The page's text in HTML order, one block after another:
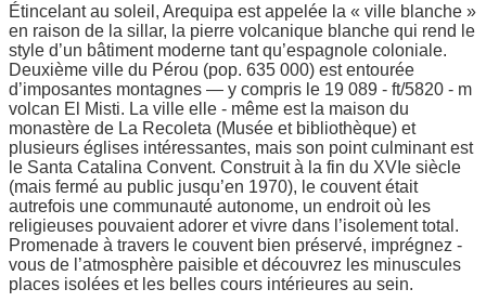
Étincelant au soleil, Arequipa est appelée la « ville blanche »
en raison de la sillar, la pierre volcanique blanche qui rend le
style d’un bâtiment moderne tant qu’espagnole coloniale.
Deuxième ville du Pérou (pop. 635 000) est entourée
d’imposantes montagnes — y compris le 19 089 - ft/5820 - m
volcan El Misti. La ville elle - même est la maison du
monastère de La Recoleta (Musée et bibliothèque) et
plusieurs églises intéressantes, mais son point culminant est
le Santa Catalina Convent. Construit à la fin du XVIe siècle
(mais fermé au public jusqu’en 1970), le couvent était
autrefois une communauté autonome, un endroit où les
religieuses pouvaient adorer et vivre dans l’isolement total.
Promenade à travers le couvent bien préservé, imprégnez -
vous de l’atmosphère paisible et découvrez les minuscules
places isolées et les belles cours intérieures au sein.